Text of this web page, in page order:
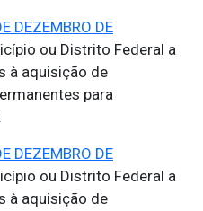
DEZEMBRO DE
ou Distrito Federal a
à aquisição de
para
DEZEMBRO DE
ou Distrito Federal a
à aquisição de